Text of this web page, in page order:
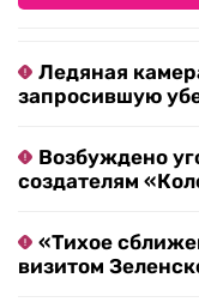
Ледяная
запросившую
Возбуждено
создателям
«Тихое
визитом